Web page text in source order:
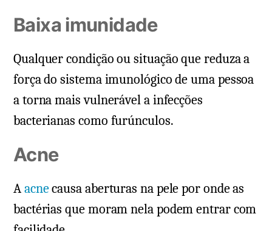
Baixa imunidade
Qualquer condição ou situação que reduza a
força do sistema imunológico de uma pessoa
a torna mais vulnerável a infecções
bacterianas como furúnculos.
Acne
Aacnecausa aberturas na pele por onde as
bactérias que moram nela podem entrar com